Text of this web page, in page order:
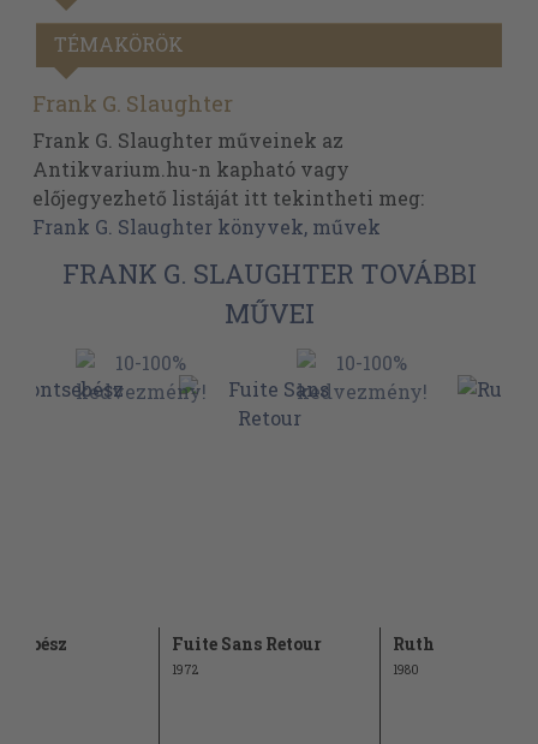
TÉMAKÖRÖK
Frank G. Slaughter
Frank G. Slaughter műveinek az
Antikvarium.hu-n kapható vagy
előjegyezhető listáját itt tekintheti meg:
Frank G. Slaughter könyvek, művek
FRANK G. SLAUGHTER TOVÁBBI
MŰVEI
Fuite Sans Retour
1972
Ruth
1980